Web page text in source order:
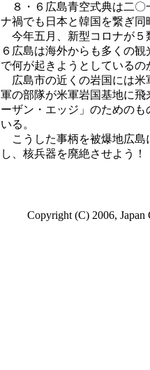
８・６広島青空式典は二〇
ナ禍でも日本と韓国を繋ぎ同
今年五月、新型コロナが５
６広島は海外からも多くの
で何が起きようとしている
広島市の近くの岩国には米
軍の部隊が米軍岩国基地に
ーザン・エッジ」のための
いる。
こうした事柄を被爆地広島
し、核兵器を廃絶させよう！
Copyright (C) 2006, Japan